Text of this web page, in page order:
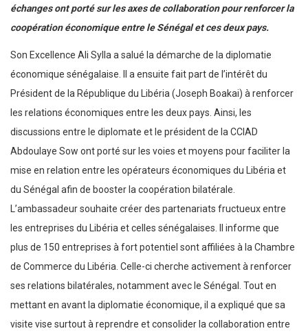
échanges ont porté sur les axes de collaboration pour renforcer la
coopération économique entre le Sénégal et ces deux pays.
Son Excellence Ali Sylla a salué la démarche de la diplomatie
économique sénégalaise. Il a ensuite fait part de l’intérêt du
Président de la République du Libéria (Joseph Boakai) à renforcer
les relations économiques entre les deux pays. Ainsi, les
discussions entre le diplomate et le président de la CCIAD
Abdoulaye Sow ont porté sur les voies et moyens pour faciliter la
mise en relation entre les opérateurs économiques du Libéria et
du Sénégal afin de booster la coopération bilatérale.
L’ambassadeur souhaite créer des partenariats fructueux entre
les entreprises du Libéria et celles sénégalaises. Il informe que
plus de 150 entreprises à fort potentiel sont affiliées à la Chambre
de Commerce du Libéria. Celle-ci cherche activement à renforcer
ses relations bilatérales, notamment avec le Sénégal. Tout en
mettant en avant la diplomatie économique, il a expliqué que sa
visite vise surtout à reprendre et consolider la collaboration entre